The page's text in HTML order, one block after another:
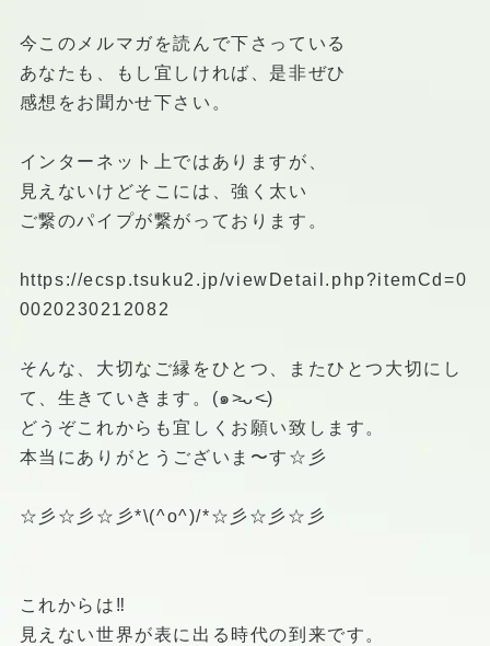
今このメルマガを読んで下さっている
あなたも、もし宜しければ、是非ぜひ
感想をお聞かせ下さい。
インターネット上ではありますが、
見えないけどそこには、強く太い
ご繋のパイプが繋がっております。️
https://ecsp.tsuku2.jp/viewDetail.php?itemCd=0
0020230212082
そんな、大切なご縁をひとつ、またひとつ大切にし
て、生きていきます。(๑˃̵ᴗ˂̵)
どうぞこれからも宜しくお願い致します。
本当にありがとうございま〜す☆彡
☆彡☆彡☆彡*\(^o^)/*☆彡☆彡☆彡
これからは‼️
見えない世界が表に出る時代の到来です。